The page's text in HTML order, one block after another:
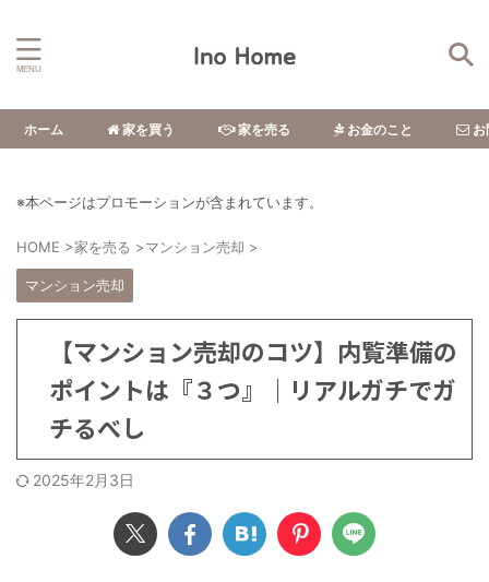
ホーム 家を買う 家を売る お金のこと
※本ページはプロモーションが含まれています。
HOME >家を売る >マンション売却 >
マンション売却
【マンション売却のコツ】内覧準備の
ポイントは『３つ』｜リアルガチでガ
チるべし
2025年2月3日